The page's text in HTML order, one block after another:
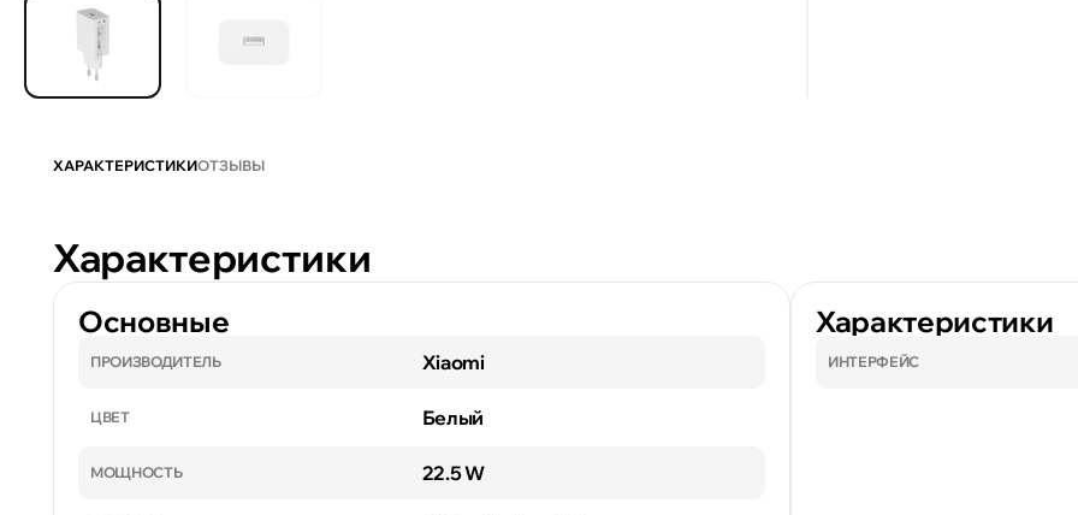
ХАРАКТЕРИСТИКИОТЗЫВЫ
Характеристики
Основные
ПРОИЗВОДИТЕЛЬ Xiaomi
ЦВЕТ Белый
МОЩНОСТЬ 22.5 W
Характеристики
ИНТЕРФЕЙС